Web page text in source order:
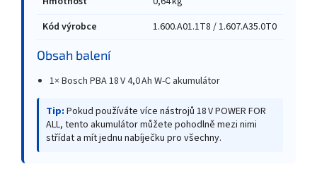
Kód výrobce
1.600.A01.1T8 / 1.607.A35.0T0
Obsah balení
1× Bosch PBA 18 V 4,0 Ah W‑C akumulátor
Tip: Pokud používáte více nástrojů 18 V POWER FOR
ALL, tento akumulátor můžete pohodlně mezi nimi
střídat a mít jednu nabíječku pro všechny.